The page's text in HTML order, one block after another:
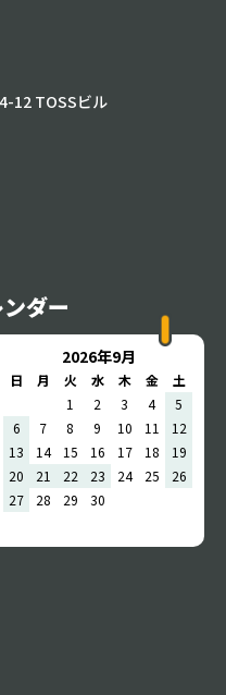
12 TOSSビル
ダー
2026年9月
日 月 火 水 木 金
土
1
2 3 4
5
6
7 8 9 10 11
12
13
14 15 16 17 18
19
20
21 22 23 24 25
26
27
28 29 30